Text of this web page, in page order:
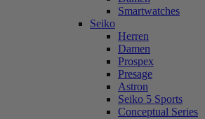
Smartwatches
Seiko
Herren
Damen
Prospex
Presage
Astron
Seiko 5 Sports
Conceptual Series